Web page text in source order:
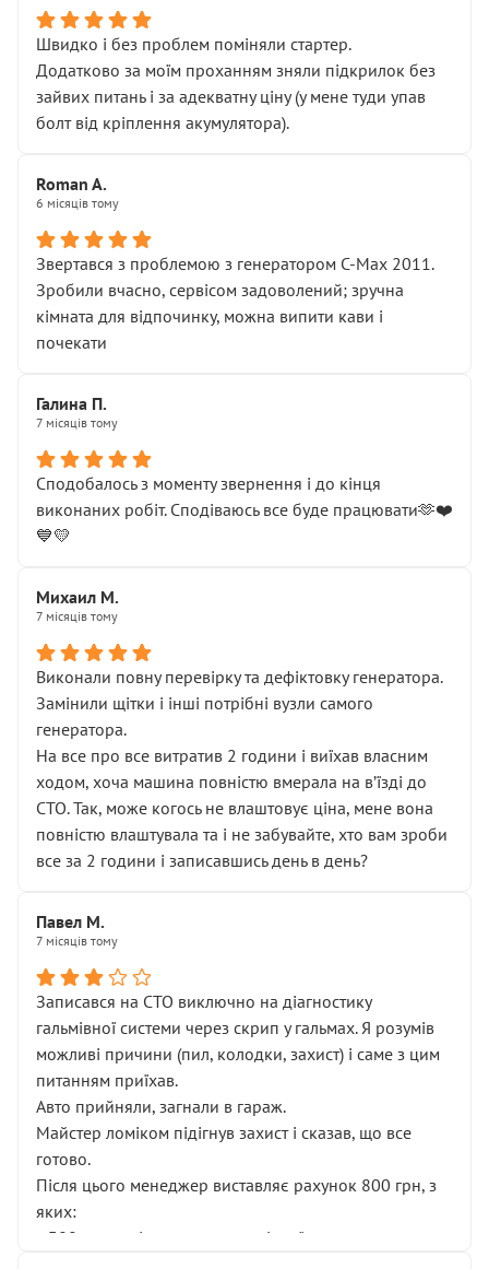
Швидко і без проблем поміняли стартер.
Додатково за моїм проханням зняли підкрилок без
зайвих питань і за адекватну ціну (у мене туди упав
болт від кріплення акумулятора).
Roman A.
6 місяців тому
Звертався з проблемою з генератором C-Max 2011.
Зробили вчасно, сервісом задоволений; зручна
кімната для відпочинку, можна випити кави і
почекати
Галина П.
7 місяців тому
Сподобалось з моменту звернення і до кінця
виконаних робіт. Сподіваюсь все буде працювати🫶❤️
💙💛
Михаил М.
7 місяців тому
Виконали повну перевірку та дефіктовку генератора.
Замінили щітки і інші потрібні вузли самого
генератора.
На все про все витратив 2 години і виїхав власним
ходом, хоча машина повністю вмерала на вʼїзді до
СТО. Так, може когось не влаштовує ціна, мене вона
повністю влаштувала та і не забувайте, хто вам зроби
все за 2 години і записавшись день в день?
Павел М.
7 місяців тому
Записався на СТО виключно на діагностику
гальмівної системи через скрип у гальмах. Я розумів
можливі причини (пил, колодки, захист) і саме з цим
питанням приїхав.
Авто прийняли, загнали в гараж.
Майстер ломіком підігнув захист і сказав, що все
готово.
Після цього менеджер виставляє рахунок 800 грн, з
яких:
• 300 грн — діагностика гальмівної системи